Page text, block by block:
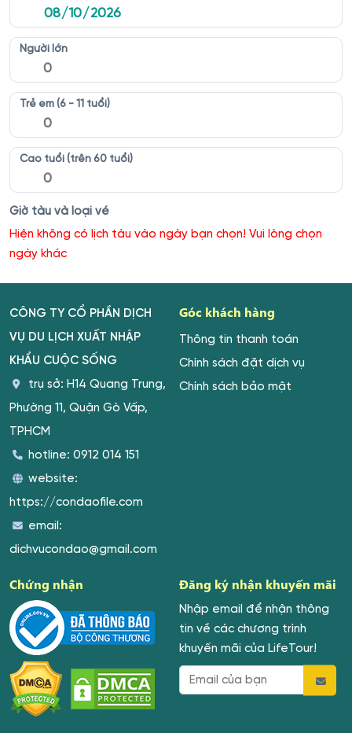
Người lớn
Trẻ em (6 - 11 tuổi)
Cao tuổi (trên 60 tuổi)
Giờ tàu và loại vé
Hiện không có lịch tàu vào ngày bạn chọn! Vui lòng chọn
ngày khác
CÔNG TY CỔ PHẦN DỊCH
VỤ DU LỊCH XUẤT NHẬP
KHẨU CUỘC SỐNG
trụ sở: H14 Quang Trung,
Phường 11, Quận Gò Vấp,
TPHCM
hotline: 0912 014 151
website:
https://condaofile.com
email:
dichvucondao@gmail.com
Góc khách hàng
Thông tin thanh toán
Chính sách đặt dịch vụ
Chính sách bảo mật
Chứng nhận Đăng ký nhận khuyến mãi
Nhập email để nhận thông
tin về các chương trình
khuyến mãi của LifeTour!